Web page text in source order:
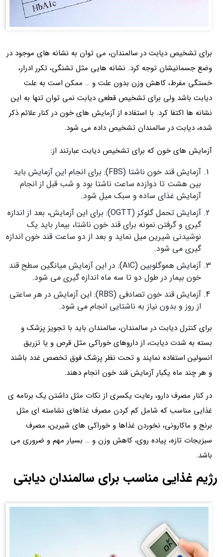
برای تشخیص دیابت در سالمندان، می توان به نشانه های موجود در
وضع جسمانیشان توجه کرد. نشانه هایی مثل تشنگی، تکرر ادرار،
خستگی مفرط، کاهش وزن بدون علت و … ممکن است به علت
دیابت باشد ولی برای تشخیص قطعی دیابت نمی توان تنها به این
نشانه ها اکتفا کرد. با استفاده از آزمایش های خون در کنار علائم ذکر
شده، دیابت در سالمندان تشخیص داده می شود.
آزمایش های خون که برای تشخیص دیابت عبارتند از:
آزمایش قند خون ناشتا (FBS): برای انجام این آزمایش باید
بین هشت تا دوازده ساعت ناشتا بود و شب قبل از انجام
آزمایش غذای ساده و سبک میل شود.
آزمایش تحمل گلوکز (OGTT): برای این آزمایش، بعد از اندازه
گیری و گرفتن نمونه برای قند خون ناشتا، بیمار باید یک
نوشیدنی شیرین میل نماید و بعد از دو ساعت قند خون اندازه
گیری می شود.
آزمایش هموگلوبین (A1C): در این آزمایش میانگین سطح قند
خون بیمار در طول دو تا سه ماه اندازه گیری می شود.
آزمایش قند خون تصادفی (RBS): این آزمایش در هر ساعتی
از روز و بدون نیاز به ناشتایی انجام می شود.
برای کنترل دیابت در سالمندان، سالمندان باید با تجویز پزشک و
بسته به شدت دیابت، از داروهای خوراکی مثل قرص و یا تزریق
انسولین استفاده نمایند و تحت نظر پزشک فوق تخصص غدد باشند
و هر چند ماه یکبار آزمایش قند خون انجام دهند.
در کنار مصرف دارو، رعایت یکسری از نکات مثل داشتن یک برنامه ی
غذایی مناسب که شامل کم کردن مصرف غذاهای نشاسته ای مثل
برنج و ماکارونی، نخوردن غذاها و خوراکی های شیرین، مصرف
سبزیجات تازه، پیاده روی، کاهش وزن و … بسیار مهم و ضروری می
باشد.
رژیم غذایی مناسب برای سالمندان دیابتی